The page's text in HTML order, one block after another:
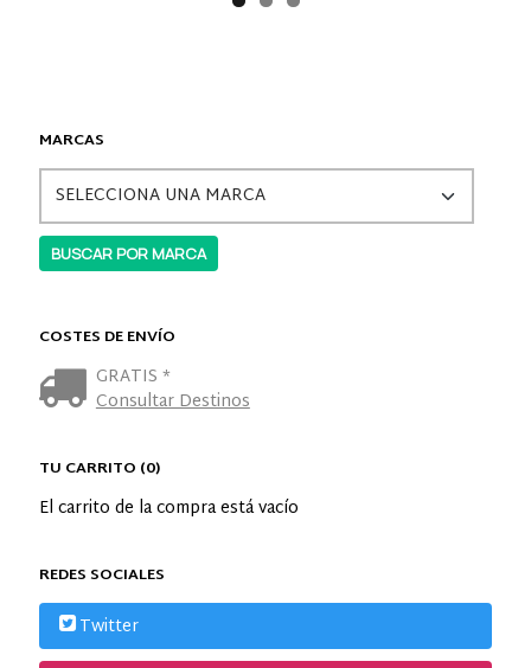
MARCAS
COSTES DE ENVÍO
GRATIS *
Consultar Destinos
TU CARRITO (0)
El carrito de la compra está vacío
REDES SOCIALES
Twitter